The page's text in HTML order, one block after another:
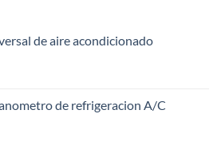
de aire acondicionado
de refrigeracion A/C